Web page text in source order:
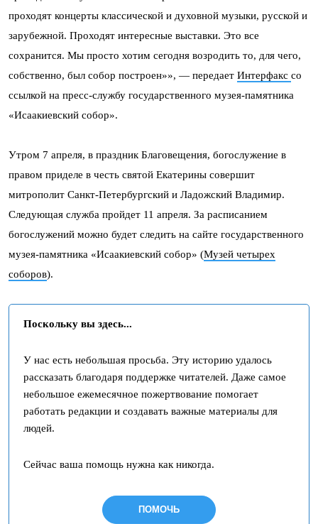
проходят концерты классической и духовной музыки, русской и
зарубежной. Проходят интересные выставки. Это все
сохранится. Мы просто хотим сегодня возродить то, для чего,
собственно, был собор построен»», — передает Интерфакс со
ссылкой на пресс-службу государственного музея-памятника
«Исаакиевский собор».
Утром 7 апреля, в праздник Благовещения, богослужение в
правом приделе в честь святой Екатерины совершит
митрополит Санкт-Петербургский и Ладожский Владимир.
Следующая служба пройдет 11 апреля. За расписанием
богослужений можно будет следить на сайте государственного
музея-памятника «Исаакиевский собор» (Музей четырех
соборов).
Поскольку вы здесь...
У нас есть небольшая просьба. Эту историю удалось
рассказать благодаря поддержке читателей. Даже самое
небольшое ежемесячное пожертвование помогает
работать редакции и создавать важные материалы для
людей.
Сейчас ваша помощь нужна как никогда.
ПОМОЧЬ